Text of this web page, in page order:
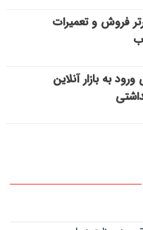
فروش و تعمیرات
به بازار آنلاین